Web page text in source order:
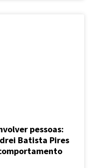
pessoas:
Batista Pires